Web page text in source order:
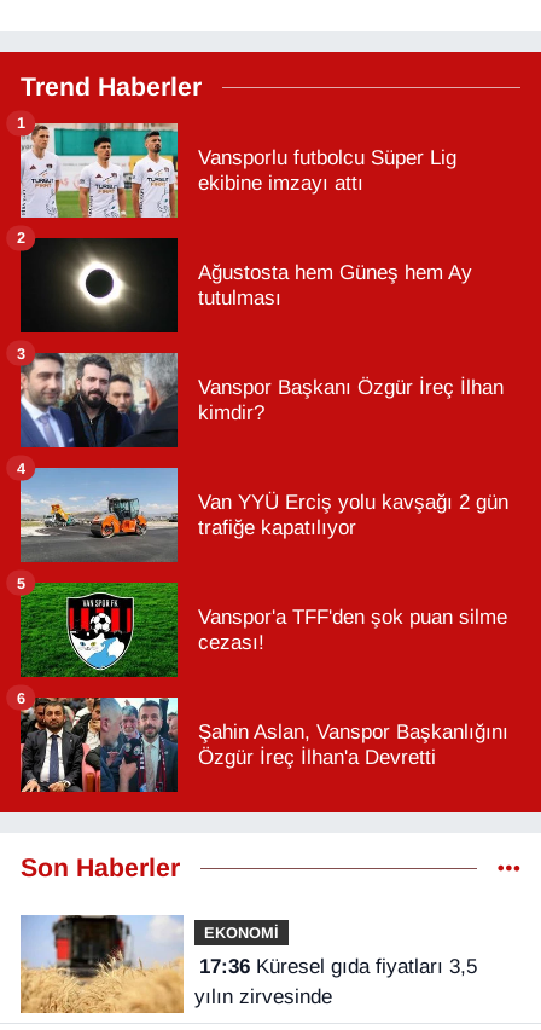
Trend Haberler
Vansporlu futbolcu Süper Lig
ekibine imzayı attı
1
Ağustosta hem Güneş hem Ay
tutulması
2
Vanspor Başkanı Özgür İreç İlhan
kimdir?
3
Van YYÜ Erciş yolu kavşağı 2 gün
trafiğe kapatılıyor
4
Vanspor'a TFF'den şok puan silme
cezası!
5
Şahin Aslan, Vanspor Başkanlığını
Özgür İreç İlhan'a Devretti
6
Son Haberler
EKONOMİ
17:36Küresel gıda fiyatları 3,5
yılın zirvesinde